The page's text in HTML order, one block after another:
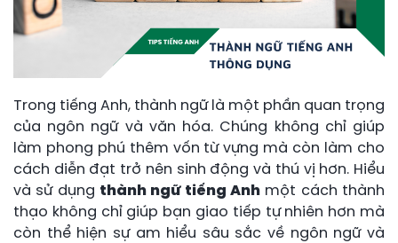
Trong tiếng Anh, thành ngữ là một phần quan trọng
của ngôn ngữ và văn hóa. Chúng không chỉ giúp
làm phong phú thêm vốn từ vựng mà còn làm cho
cách diễn đạt trở nên sinh động và thú vị hơn. Hiểu
và sử dụng thành ngữ tiếng Anh một cách thành
thạo không chỉ giúp bạn giao tiếp tự nhiên hơn mà
còn thể hiện sự am hiểu sâu sắc về ngôn ngữ và